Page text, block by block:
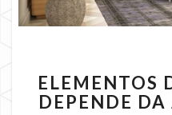
ELEMENTOS
DEPENDE